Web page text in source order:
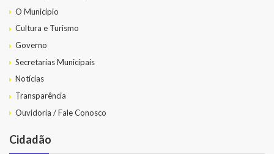
O Município
Cultura e Turismo
Governo
Secretarias Municipais
Notícias
Transparência
Ouvidoria / Fale Conosco
Cidadão